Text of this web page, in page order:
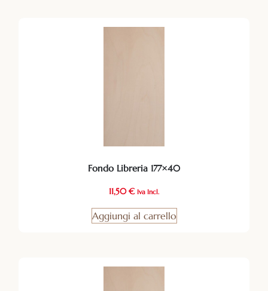
Fondo Libreria 177×40
11,50€ Iva Incl.
Aggiungi al carrello